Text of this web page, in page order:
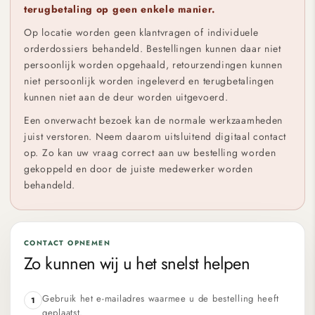
terugbetaling op geen enkele manier.
Op locatie worden geen klantvragen of individuele
orderdossiers behandeld. Bestellingen kunnen daar niet
persoonlijk worden opgehaald, retourzendingen kunnen
niet persoonlijk worden ingeleverd en terugbetalingen
kunnen niet aan de deur worden uitgevoerd.
Een onverwacht bezoek kan de normale werkzaamheden
juist verstoren. Neem daarom uitsluitend digitaal contact
op. Zo kan uw vraag correct aan uw bestelling worden
gekoppeld en door de juiste medewerker worden
behandeld.
CONTACT OPNEMEN
Zo kunnen wij u het snelst helpen
1
Gebruik het e-mailadres waarmee u de bestelling heeft